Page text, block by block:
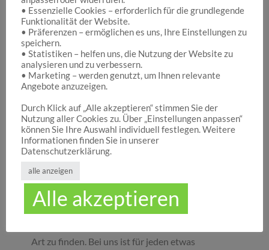
Hocuspocus – Ihr Onlineshop für die schönen
Dinge des Lebens
Hocuspocus ist die richtige Anlaufstelle für Dich,
wenn Du auf der Suche nach schönen
Geschenken , tollenSpielwarenoder
ansprechenderDekorationbist. Wir von
Hocuspocus wissen schöne Dinge stets zu
schätzen und legen daher großen Wert darauf,
dass bei uns Groß und Klein etwas finden, was sie
glücklich macht. Jeder Tag ist ein guter Anlass, um
seinen Liebsten oder sich selbst eine Freude zu
machen. Unser umfassendes Sortiment gibt Ihnen
Art zu finden. Bei uns ist für jeden etwas
• Essenzielle Cookies – erforderlich für die grundlegende
Funktionalität der Website.
• Präferenzen – ermöglichen es uns, Ihre Einstellungen zu
speichern.
• Statistiken – helfen uns, die Nutzung der Website zu
analysieren und zu verbessern.
• Marketing – werden genutzt, um Ihnen relevante
Angebote anzuzeigen.
Durch Klick auf „Alle akzeptieren“ stimmen Sie der
Nutzung aller Cookies zu. Über „Einstellungen anpassen“
können Sie Ihre Auswahl individuell festlegen. Weitere
Informationen finden Sie in unserer
Datenschutzerklärung.
alle anzeigen
Alle akzeptieren